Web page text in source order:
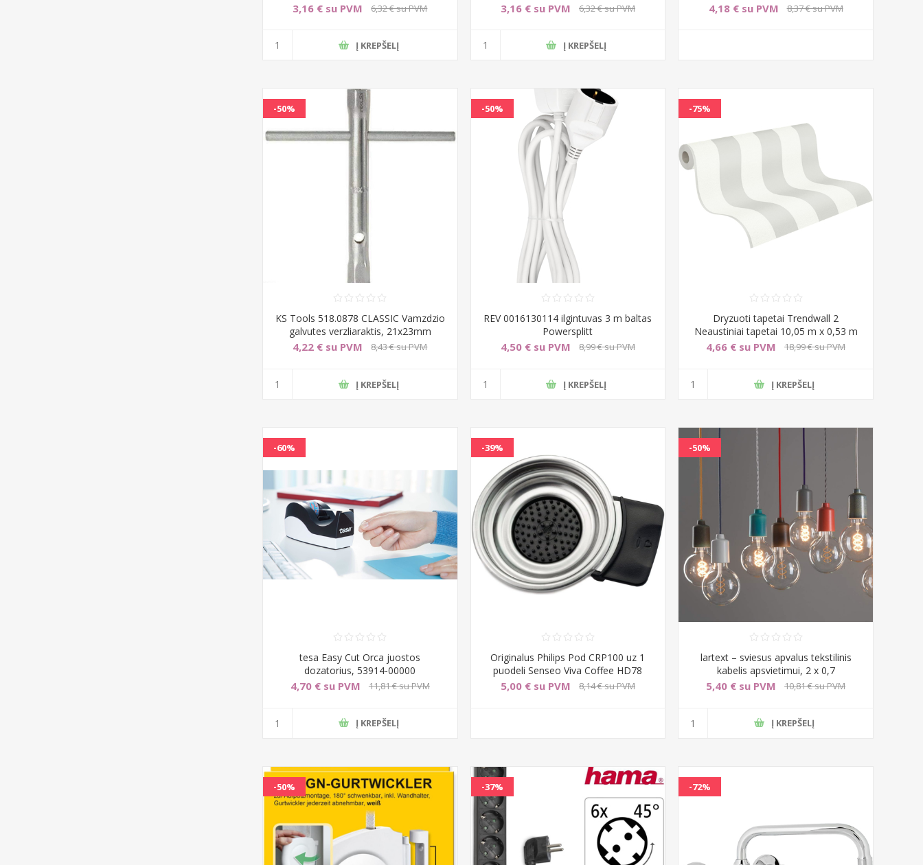
3,16 € su PVM 6,32 € su PVM
Į KREPŠELĮ
3,16 € su PVM 6,32 € su PVM
Į KREPŠELĮ
4,18 € su PVM 8,37 € su PVM
-50%
KS Tools 518.0878 CLASSIC Vamzdzio
galvutes verzliaraktis, 21x23mm
4,22 € su PVM 8,43 € su PVM
Į KREPŠELĮ
-50%
REV 0016130114 ilgintuvas 3 m baltas
Powersplitt
4,50 € su PVM 8,99 € su PVM
Į KREPŠELĮ
-75%
Dryzuoti tapetai Trendwall 2
Neaustiniai tapetai 10,05 m x 0,53 m
4,66 € su PVM 18,99 € su PVM
Į KREPŠELĮ
-60%
tesa Easy Cut Orca juostos
dozatorius, 53914-00000
4,70 € su PVM 11,81 € su PVM
Į KREPŠELĮ
-39%
Originalus Philips Pod CRP100 uz 1
puodeli Senseo Viva Coffee HD78
5,00 € su PVM 8,14 € su PVM
-50%
lartext – sviesus apvalus tekstilinis
kabelis apsvietimui, 2 x 0,7
5,40 € su PVM 10,81 € su PVM
Į KREPŠELĮ
-50% -37% -72%